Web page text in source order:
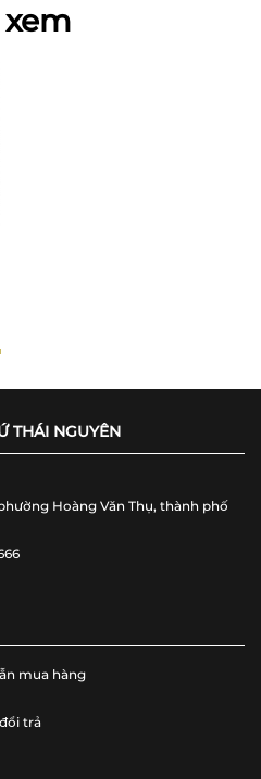
THÁI NGUYÊN
Hoàng Văn Thụ, thành phố
mua hàng
trả